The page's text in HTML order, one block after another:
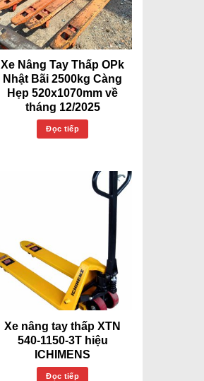
Xe Nâng Tay Thấp OPk
Nhật Bãi 2500kg Càng
Hẹp 520x1070mm về
tháng 12/2025
Đọc tiếp
Xe nâng tay thấp XTN
540-1150-3T hiệu
ICHIMENS
Đọc tiếp